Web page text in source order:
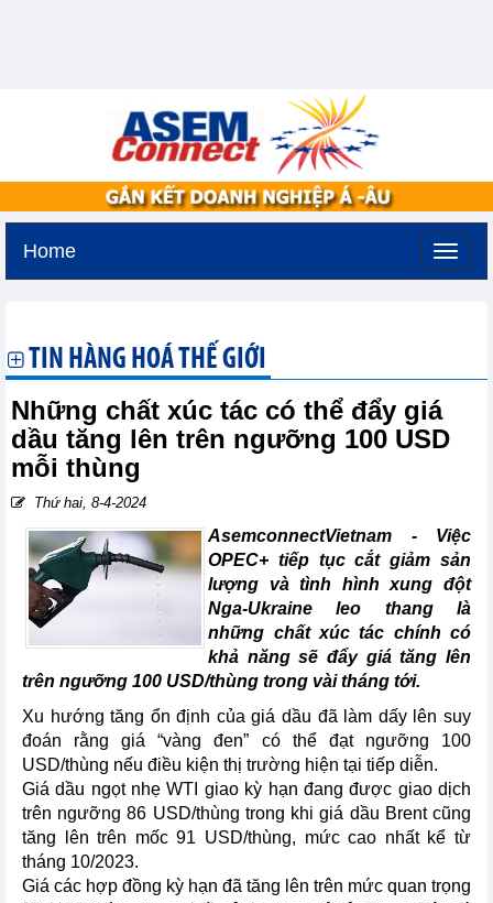
Home
TIN HÀNG HOÁ THẾ GIỚI
Những chất xúc tác có thể đẩy giá
dầu tăng lên trên ngưỡng 100 USD
mỗi thùng
Thứ hai, 8-4-2024
AsemconnectVietnam - Việc
OPEC+ tiếp tục cắt giảm sản
lượng và tình hình xung đột
Nga-Ukraine leo thang là
những chất xúc tác chính có
khả năng sẽ đẩy giá tăng lên
trên ngưỡng 100 USD/thùng trong vài tháng tới.
Xu hướng tăng ổn định của giá dầu đã làm dấy lên suy
đoán rằng giá “vàng đen” có thể đạt ngưỡng 100
USD/thùng nếu điều kiện thị trường hiện tại tiếp diễn.
Giá dầu ngọt nhẹ WTI giao kỳ hạn đang được giao dịch
trên ngưỡng 86 USD/thùng trong khi giá dầu Brent cũng
tăng lên trên mốc 91 USD/thùng, mức cao nhất kể từ
tháng 10/2023.
Giá các hợp đồng kỳ hạn đã tăng lên trên mức quan trọng